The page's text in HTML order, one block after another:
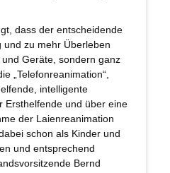
dass der entscheidende
zu mehr Überleben
Geräte, sondern ganz
„Telefonreanimation“,
intelligente
Ersthelfende und über eine
der Laienreanimation
schon als Kinder und
und entsprechend
Bernd